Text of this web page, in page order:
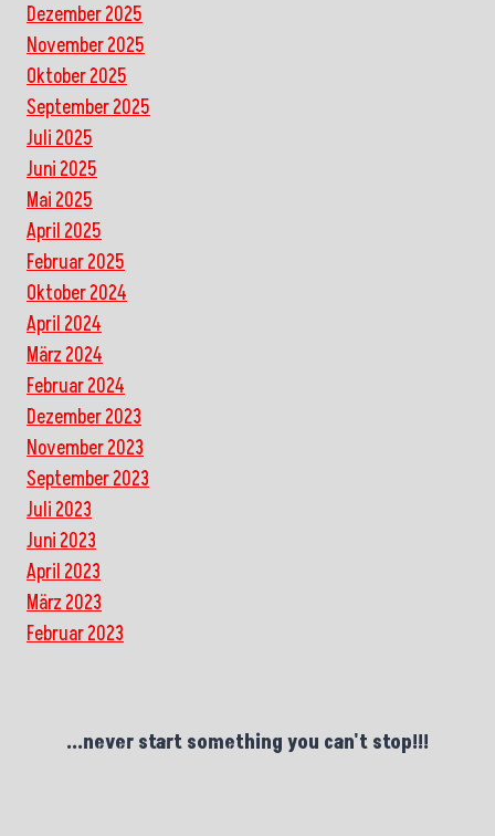
Dezember 2025
November 2025
Oktober 2025
September 2025
Juli 2025
Juni 2025
Mai 2025
April 2025
Februar 2025
Oktober 2024
April 2024
März 2024
Februar 2024
Dezember 2023
November 2023
September 2023
Juli 2023
Juni 2023
April 2023
März 2023
Februar 2023
...never start something you can't stop!!!